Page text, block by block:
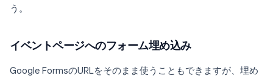
う。
イベントページへのフォーム埋め込み
Google FormsのURLをそのまま使うこともできますが、埋め